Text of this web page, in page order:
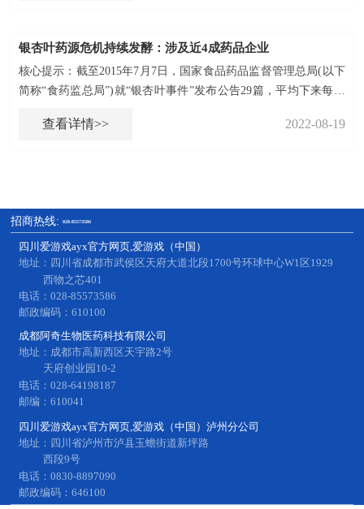
银杏叶药源危机持续发酵：涉及近4成药品企业
核心提示：截至2015年7月7日，国家食品药品监督管理总局(以下
简称“食药监总局”)就“银杏叶事件”发布公告29篇，平均下来每两
查看详情>> 2022-08-19
招商热线: 028-85573586
四川爱游戏ayx官方网页,爱游戏（中国）
地址：四川省成都市武侯区天府大道北段1700号环球中心W1区1929
西物之芯401
电话：028-85573586
邮政编码：610100
成都阿奇生物医药科技有限公司
地址：成都市高新西区天宇路2号
天府创业园10-2
电话：028-64198187
邮编：610041
四川爱游戏ayx官方网页,爱游戏（中国）泸州分公司
地址：四川省泸州市泸县玉蟾街道新坪路
西段9号
电话：0830-8897090
邮政编码：646100